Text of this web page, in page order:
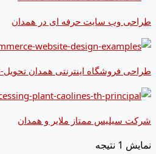
طراحی وب سایت حرفه ای در همدان
طراحی فروشگاه اینترنتی همدان تحویل-5تا7روزکاری
شرکت سیلیس ممتاز ملایر و همدان
نمایش 1 نتیجه